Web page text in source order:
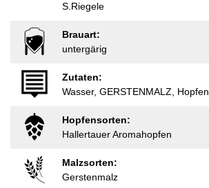
S.Riegele
Brauart:
untergärig
Zutaten:
Wasser, GERSTENMALZ, Hopfen
Hopfensorten:
Hallertauer Aromahopfen
Malzsorten:
Gerstenmalz